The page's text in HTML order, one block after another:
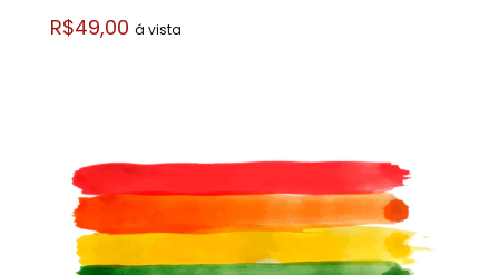
R$49,00 á vista